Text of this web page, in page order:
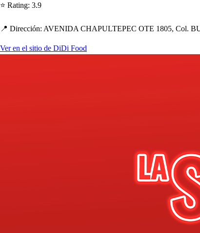
⭐ Rating: 3.9
📍 Dirección: AVENIDA CHAPULTEPEC OTE 1805, Col.
Ver en el sitio de DiDi Food